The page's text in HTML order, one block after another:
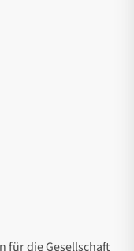
für die Gesellschaft